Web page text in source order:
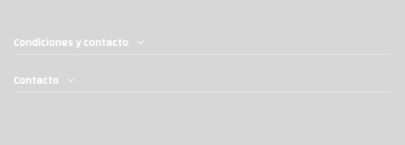
Condiciones y contacto
Contacto